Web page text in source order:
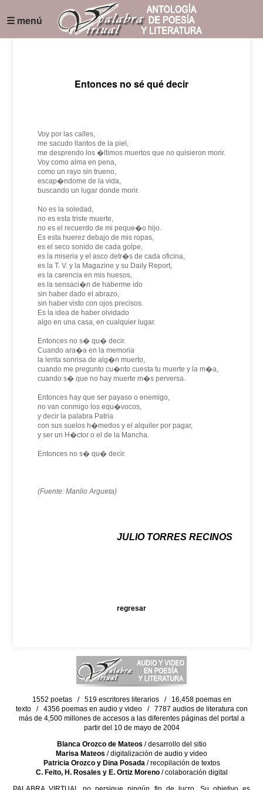
☰ menú
Entonces no sé qué decir
Voy por las calles,
me sacudo llantos de la piel,
me desprendo los �ltimos muertos que no quisieron morir.
Voy como alma en pena,
como un rayo sin trueno,
escap�ndome de la vida,
buscando un lugar donde morir.
No es la soledad,
no es esta triste muerte,
no es el recuerdo de mi peque�o hijo.
Es esta huerez debajo de mis ropas,
es el seco sonido de cada golpe,
es la miseria y el asco detr�s de cada oficina,
es la T. V. y la Magazine y su Daily Report,
es la carencia en mis huesos,
es la sensaci�n de haberme ido
sin haber dado el abrazo,
sin haber visto con ojos precisos.
Es la idea de haber olvidado
algo en una casa, en cualquier lugar.
Entonces no s� qu� decir.
Cuando ara�a en la memoria
la lenta sonrisa de alg�n muerto,
cuando me pregunto cu�nto cuesta tu muerte y la m�a,
cuando s� que no hay muerte m�s perversa.
Entonces hay que ser payaso o enemigo,
no van conmigo los equ�vocos,
y decir la palabra Patria
con sus suelos h�medos y el alquiler por pagar,
y ser un H�ctor o el de la Mancha.
Entonces no s� qu� decir.
(Fuente: Manlio Argueta)
JULIO TORRES RECINOS
regresar
1552 poetas / 519 escritores literarios / 16,458 poemas en
texto / 4356 poemas en audio y video / 7787 audios de literatura con
más de 4,500 millones de accesos a las diferentes páginas del portal a
partir del 10 de mayo de 2004
Blanca Orozco de Mateos / desarrollo del sitio
Marisa Mateos / digitalización de audio y video
Patricia Orozco y Dina Posada/ recopilación de textos
C. Feito, H. Rosales y E. Ortiz Moreno/ colaboración digital